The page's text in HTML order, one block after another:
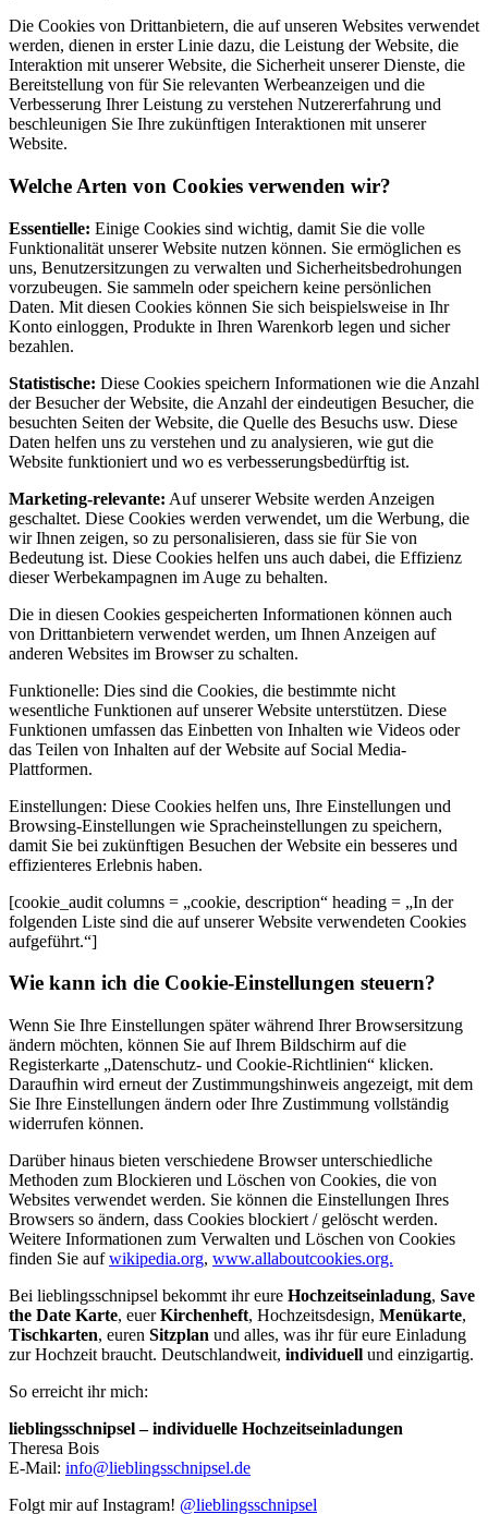
Die Cookies von Drittanbietern, die auf unseren Websites verwendet
werden, dienen in erster Linie dazu, die Leistung der Website, die
Interaktion mit unserer Website, die Sicherheit unserer Dienste, die
Bereitstellung von für Sie relevanten Werbeanzeigen und die
Verbesserung Ihrer Leistung zu verstehen Nutzererfahrung und
beschleunigen Sie Ihre zukünftigen Interaktionen mit unserer
Website.
Welche Arten von Cookies verwenden wir?
Essentielle: Einige Cookies sind wichtig, damit Sie die volle
Funktionalität unserer Website nutzen können. Sie ermöglichen es
uns, Benutzersitzungen zu verwalten und Sicherheitsbedrohungen
vorzubeugen. Sie sammeln oder speichern keine persönlichen
Daten. Mit diesen Cookies können Sie sich beispielsweise in Ihr
Konto einloggen, Produkte in Ihren Warenkorb legen und sicher
bezahlen.
Statistische: Diese Cookies speichern Informationen wie die Anzahl
der Besucher der Website, die Anzahl der eindeutigen Besucher, die
besuchten Seiten der Website, die Quelle des Besuchs usw. Diese
Daten helfen uns zu verstehen und zu analysieren, wie gut die
Website funktioniert und wo es verbesserungsbedürftig ist.
Marketing-relevante: Auf unserer Website werden Anzeigen
geschaltet. Diese Cookies werden verwendet, um die Werbung, die
wir Ihnen zeigen, so zu personalisieren, dass sie für Sie von
Bedeutung ist. Diese Cookies helfen uns auch dabei, die Effizienz
dieser Werbekampagnen im Auge zu behalten.
Die in diesen Cookies gespeicherten Informationen können auch
von Drittanbietern verwendet werden, um Ihnen Anzeigen auf
anderen Websites im Browser zu schalten.
Funktionelle: Dies sind die Cookies, die bestimmte nicht
wesentliche Funktionen auf unserer Website unterstützen. Diese
Funktionen umfassen das Einbetten von Inhalten wie Videos oder
das Teilen von Inhalten auf der Website auf Social Media-
Plattformen.
Einstellungen: Diese Cookies helfen uns, Ihre Einstellungen und
Browsing-Einstellungen wie Spracheinstellungen zu speichern,
damit Sie bei zukünftigen Besuchen der Website ein besseres und
effizienteres Erlebnis haben.
[cookie_audit columns = „cookie, description“ heading = „In der
folgenden Liste sind die auf unserer Website verwendeten Cookies
aufgeführt.“]
Wie kann ich die Cookie-Einstellungen steuern?
Wenn Sie Ihre Einstellungen später während Ihrer Browsersitzung
ändern möchten, können Sie auf Ihrem Bildschirm auf die
Registerkarte „Datenschutz- und Cookie-Richtlinien“ klicken.
Daraufhin wird erneut der Zustimmungshinweis angezeigt, mit dem
Sie Ihre Einstellungen ändern oder Ihre Zustimmung vollständig
widerrufen können.
Darüber hinaus bieten verschiedene Browser unterschiedliche
Methoden zum Blockieren und Löschen von Cookies, die von
Websites verwendet werden. Sie können die Einstellungen Ihres
Browsers so ändern, dass Cookies blockiert / gelöscht werden.
Weitere Informationen zum Verwalten und Löschen von Cookies
finden Sie aufwikipedia.org, www.allaboutcookies.org.
Bei lieblingsschnipsel bekommt ihr eure Hochzeitseinladung, Save
the Date Karte, euerKirchenheft, Hochzeitsdesign, Menükarte,
Tischkarten, euren Sitzplan und alles, was ihr für eure Einladung
zur Hochzeit braucht. Deutschlandweit, individuell und einzigartig.
So erreicht ihr mich:
lieblingsschnipsel – individuelle Hochzeitseinladungen
Theresa Bois
E-Mail: info@lieblingsschnipsel.de
Folgt mir auf Instagram! @lieblingsschnipsel